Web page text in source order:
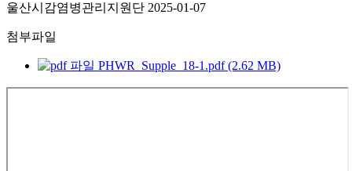
울산시감염병관리지원단 2025-01-07
첨부파일
PHWR_Supple_18-1.pdf (2.62 MB)